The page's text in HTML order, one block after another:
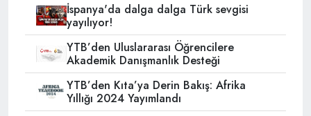
İspanya'da dalga dalga Türk sevgisi
yayılıyor!
YTB’den Uluslararası Öğrencilere
Akademik Danışmanlık Desteği
YTB’den Kıta’ya Derin Bakış: Afrika
Yıllığı 2024 Yayımlandı